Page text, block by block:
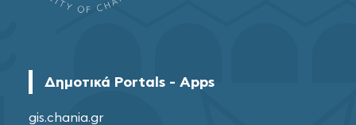
Δημοτικά Portals - Apps
gis.chania.gr